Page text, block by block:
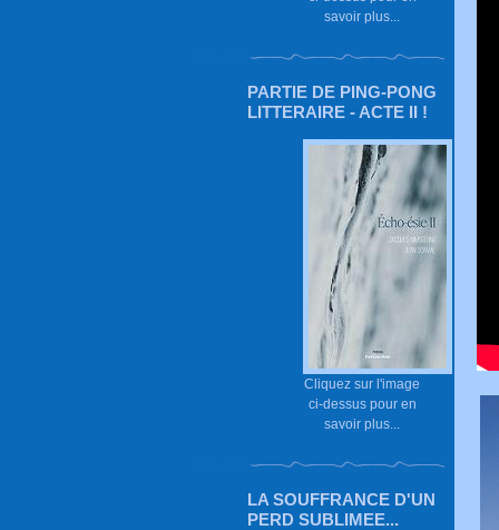
savoir plus...
PARTIE DE PING-PONG
LITTERAIRE - ACTE II !
Cliquez sur l'image
ci-dessus pour en
savoir plus...
LA SOUFFRANCE D'UN
PERD SUBLIMEE...